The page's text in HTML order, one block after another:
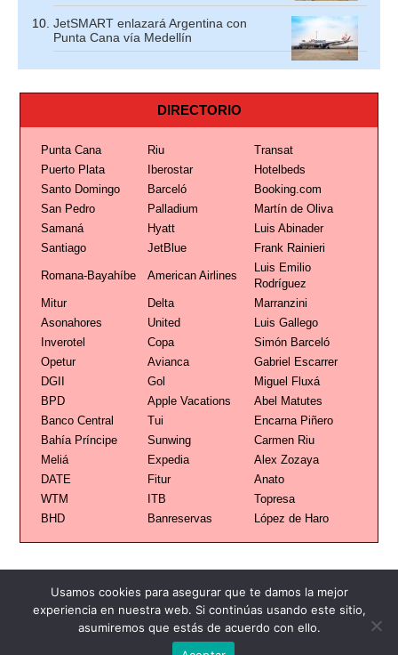
JetSMART enlazará Argentina con
Punta Cana vía Medellín
DIRECTORIO
Punta Cana Riu
Transat
Puerto Plata
Iberostar
Hotelbeds
Santo Domingo
Barceló
Booking.com
San Pedro
Palladium
Martín de Oliva
Samaná
Hyatt
Luis Abinader
Santiago
JetBlue Frank Rainieri
Romana-Bayahíbe American Airlines
Luis Emilio
Rodríguez
Mitur
Delta
Marranzini
Asonahores
United
Luis Gallego
Inverotel
Copa
Simón Barceló
Opetur
Avianca
Gabriel Escarrer
DGII
Gol
Miguel Fluxá
BPD
Apple Vacations
Abel Matutes
Banco Central
Tui
Encarna Piñero
Bahía Príncipe
Sunwing
Carmen Riu
Meliá
Expedia
Alex Zozaya
DATE
Fitur
Anato
WTM
ITB
Topresa
BHD
Banreservas López de Haro
Usamos cookies para asegurar que te damos la mejor
experiencia en nuestra web. Si continúas usando este sitio,
asumiremos que estás de acuerdo con ello.
Publicidad Redacción Contacto